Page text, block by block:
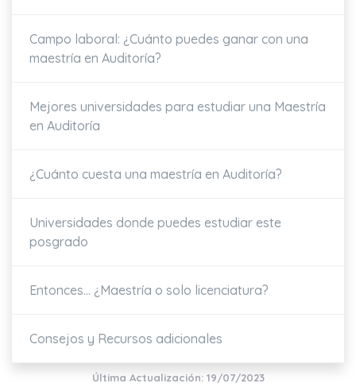
Campo laboral: ¿Cuánto puedes ganar con una
maestría en Auditoría?
Mejores universidades para estudiar una Maestría
en Auditoría
¿Cuánto cuesta una maestría en Auditoría?
Universidades donde puedes estudiar este
posgrado
Entonces... ¿Maestría o solo licenciatura?
Consejos y Recursos adicionales
Última Actualización: 19/07/2023